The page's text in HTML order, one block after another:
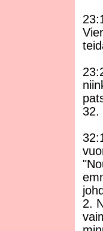
32.
2.